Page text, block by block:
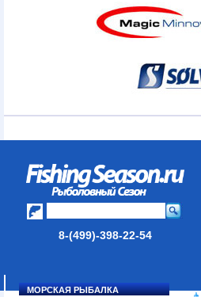
8-(499)-398-22-54
МОРСКАЯ РЫБАЛКА